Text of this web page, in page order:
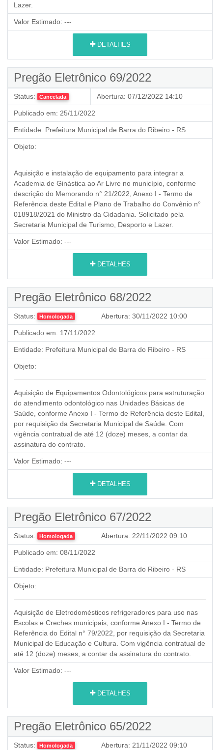
Lazer.
Valor Estimado: ---
DETALHES
Pregão Eletrônico 69/2022
Status: Cancelada Abertura: 07/12/2022 14:10
Publicado em: 25/11/2022
Entidade: Prefeitura Municipal de Barra do Ribeiro - RS
Objeto:
Aquisição e instalação de equipamento para integrar a
Academia de Ginástica ao Ar Livre no município, conforme
descrição do Memorando n° 21/2022, Anexo I - Termo de
Referência deste Edital e Plano de Trabalho do Convênio n°
018918/2021 do Ministro da Cidadania. Solicitado pela
Secretaria Municipal de Turismo, Desporto e Lazer.
Valor Estimado: ---
DETALHES
Pregão Eletrônico 68/2022
Status: Homologada Abertura: 30/11/2022 10:00
Publicado em: 17/11/2022
Entidade: Prefeitura Municipal de Barra do Ribeiro - RS
Objeto:
Aquisição de Equipamentos Odontológicos para estruturação
do atendimento odontológico nas Unidades Básicas de
Saúde, conforme Anexo I - Termo de Referência deste Edital,
por requisição da Secretaria Municipal de Saúde. Com
vigência contratual de até 12 (doze) meses, a contar da
assinatura do contrato.
Valor Estimado: ---
DETALHES
Pregão Eletrônico 67/2022
Status: Homologada Abertura: 22/11/2022 09:10
Publicado em: 08/11/2022
Entidade: Prefeitura Municipal de Barra do Ribeiro - RS
Objeto:
Aquisição de Eletrodomésticos refrigeradores para uso nas
Escolas e Creches municipais, conforme Anexo I - Termo de
Referência do Edital n° 79/2022, por requisição da Secretaria
Municipal de Educação e Cultura. Com vigência contratual de
até 12 (doze) meses, a contar da assinatura do contrato.
Valor Estimado: ---
DETALHES
Pregão Eletrônico 65/2022
Status: Homologada Abertura: 21/11/2022 09:10